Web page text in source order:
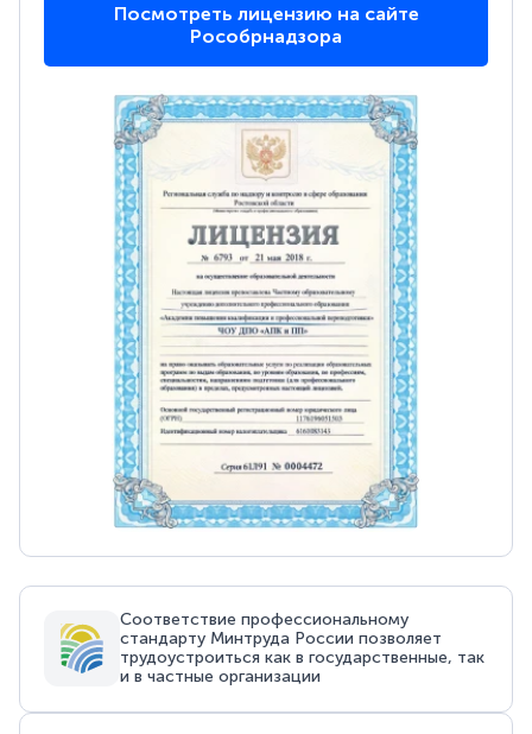
Посмотреть лицензию на сайте
Рособрнадзора
Соответствие профессиональному
стандарту Минтруда России позволяет
трудоустроиться как в государственные, так
и в частные организации